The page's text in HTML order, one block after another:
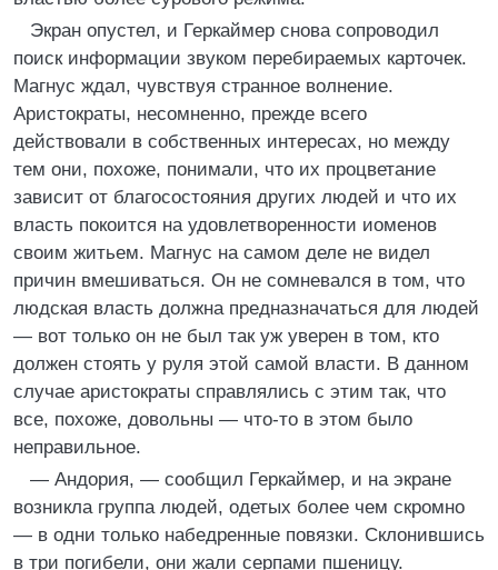
Экран опустел, и Геркаймер снова сопроводил
поиск информации звуком перебираемых карточек.
Магнус ждал, чувствуя странное волнение.
Аристократы, несомненно, прежде всего
действовали в собственных интересах, но между
тем они, похоже, понимали, что их процветание
зависит от благосостояния других людей и что их
власть покоится на удовлетворенности иоменов
своим житьем. Магнус на самом деле не видел
причин вмешиваться. Он не сомневался в том, что
людская власть должна предназначаться для людей
— вот только он не был так уж уверен в том, кто
должен стоять у руля этой самой власти. В данном
случае аристократы справлялись с этим так, что
все, похоже, довольны — что-то в этом было
неправильное.
— Андория, — сообщил Геркаймер, и на экране
возникла группа людей, одетых более чем скромно
— в одни только набедренные повязки. Склонившись
в три погибели, они жали серпами пшеницу.